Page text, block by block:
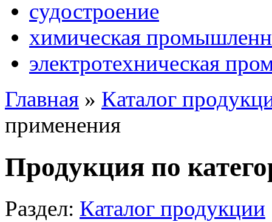
судостроение
химическая
электротехническая
Главная » Каталог
применения
Продукция по
Раздел: Каталог продукции